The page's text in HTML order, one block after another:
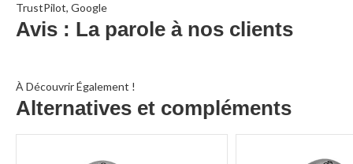
TrustPilot, Google
Avis : La parole à nos clients
À Découvrir Également !
Alternatives et compléments